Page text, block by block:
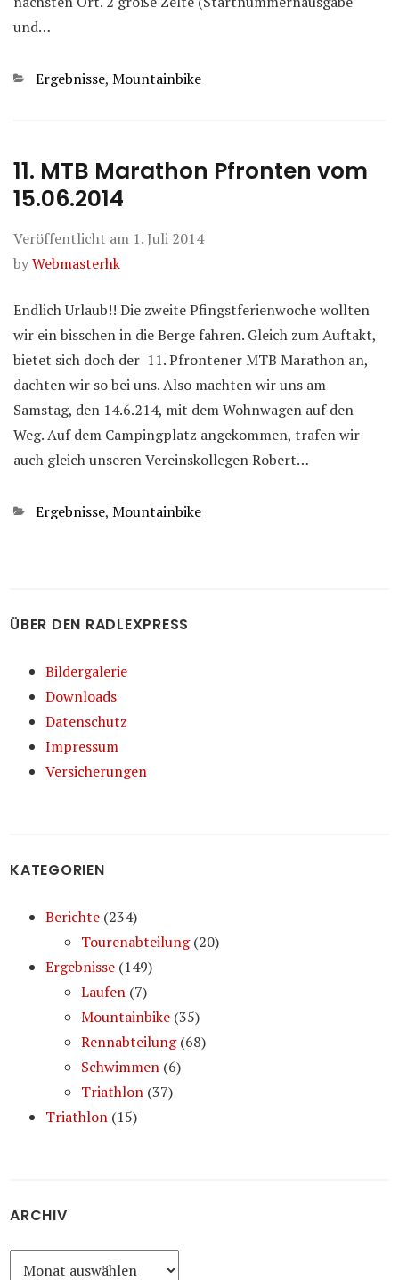
und…
Kategorien
Ergebnisse, Mountainbike
11. MTB Marathon Pfronten vom
15.06.2014
Veröffentlicht am 1. Juli 2014
byWebmasterhk
Endlich Urlaub!! Die zweite Pfingstferienwoche wollten
wir ein bisschen in die Berge fahren. Gleich zum Auftakt,
bietet sich doch der 11. Pfrontener MTB Marathon an,
dachten wir so bei uns. Also machten wir uns am
Samstag, den 14.6.214, mit dem Wohnwagen auf den
Weg. Auf dem Campingplatz angekommen, trafen wir
auch gleich unseren Vereinskollegen Robert…
Kategorien
Ergebnisse, Mountainbike
ÜBER DEN RADLEXPRESS
Bildergalerie
Downloads
Datenschutz
Impressum
Versicherungen
KATEGORIEN
Berichte (234)
Tourenabteilung(20)
Ergebnisse (149)
Laufen (7)
Mountainbike (35)
Rennabteilung(68)
Schwimmen (6)
Triathlon (37)
Triathlon (15)
ARCHIV
Archiv